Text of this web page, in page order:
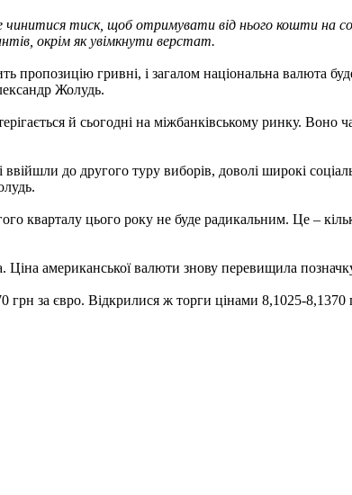
чинитися тиск, щоб отримувати від нього кошти на
окрім як увімкнути верстат.
гривні, і загалом національна валюта
Жолудь.
й сьогодні на міжбанківському ринку. Воно
до другого туру виборів, доволі широкі
кварталу цього року не буде радикальним. Це –
американської валюти знову перевищила
за євро. Відкрилися ж торги цінами 8,1025-8,1370